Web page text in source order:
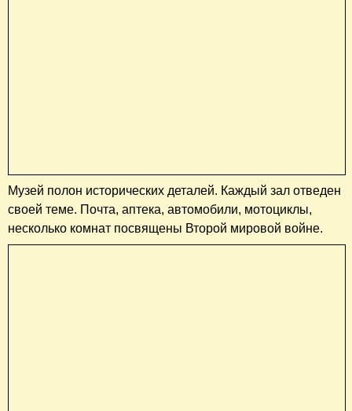
Музей полон исторических деталей. Каждый зал отведен
своей теме. Почта, аптека, автомобили, мотоциклы,
несколько комнат посвящены Второй мировой войне.